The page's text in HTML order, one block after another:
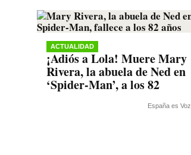
ACTUALIDAD
¡Adiós a Lola! Muere Mary
Rivera, la abuela de Ned en
‘Spider-Man’, a los 82
España es Voz